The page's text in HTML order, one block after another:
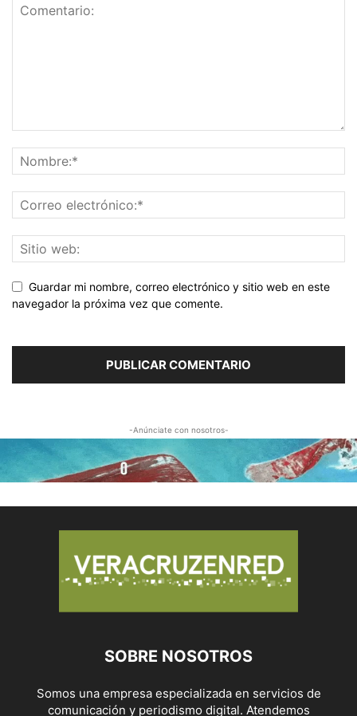
Guardar mi nombre, correo electrónico y sitio web en este
navegador la próxima vez que comente.
-Anúnciate con nosotros-
SOBRE NOSOTROS
Somos una empresa especializada en servicios de
comunicación y periodismo digital. Atendemos